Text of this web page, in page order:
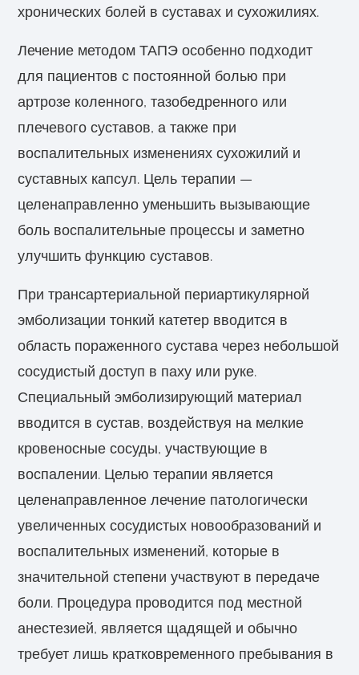
хронических болей в суставах и сухожилиях.
Лечение методом ТАПЭ особенно подходит
для пациентов с постоянной болью при
артрозе коленного, тазобедренного или
плечевого суставов, а также при
воспалительных изменениях сухожилий и
суставных капсул. Цель терапии —
целенаправленно уменьшить вызывающие
боль воспалительные процессы и заметно
улучшить функцию суставов.
При трансартериальной периартикулярной
эмболизации тонкий катетер вводится в
область пораженного сустава через небольшой
сосудистый доступ в паху или руке.
Специальный эмболизирующий материал
вводится в сустав, воздействуя на мелкие
кровеносные сосуды, участвующие в
воспалении. Целью терапии является
целенаправленное лечение патологически
увеличенных сосудистых новообразований и
воспалительных изменений, которые в
значительной степени участвуют в передаче
боли. Процедура проводится под местной
анестезией, является щадящей и обычно
требует лишь кратковременного пребывания в